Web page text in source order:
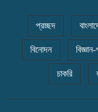
প্রচ্ছদ
বিনোদন
চাকরি